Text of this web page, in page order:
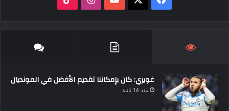
و
T
ق
T
غويري: كان بإمكاننا تقديم الأفضل في المونديال
منذ 14 ثانية